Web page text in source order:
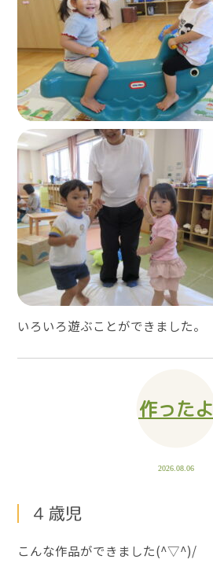
いろいろ遊ぶことができました。
作ったよ
2026.08.06
４歳児
こんな作品ができました(^▽^)/